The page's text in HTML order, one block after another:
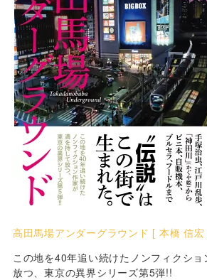
高田馬場アンダーグラウンド [ 本橋 信宏
この地を40年追い続けたノンフィクシ
放つ、東京の異界シリーズ第5弾!!